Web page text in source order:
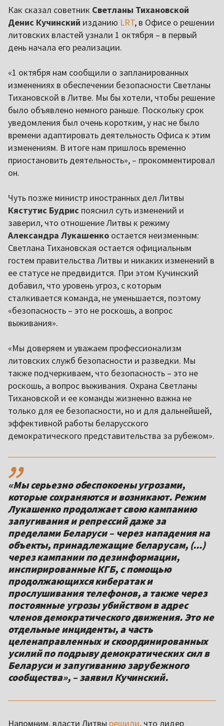
Как сказал советник Светланы Тихановской
Денис Кучинский изданию LRT, в Офисе о решении
литовских властей узнали 1 октября – в первый
день начала его реализации.
«1 октября нам сообщили о запланированных
изменениях в обеспечении безопасности Светланы
Тихановской в Литве. Мы бы хотели, чтобы решение
было объявлено немного раньше. Поскольку срок
уведомления был очень коротким, у нас не было
времени адаптировать деятельность Офиса к этим
изменениям. В итоге нам пришлось временно
приостановить деятельность», – прокомментировал
он.
Чуть позже министр иностранных дел Литвы
Кястутис Будрис пояснил суть изменений и
заверил, что отношение Литвы к режиму
Александра Лукашенко остается неизменным:
Светлана Тихановская остается официальным
гостем правительства Литвы и никаких изменений в
ее статусе не предвидится. При этом Кучинский
добавил, что уровень угроз, с которым
сталкивается команда, не уменьшается, поэтому
«безопасность – это не роскошь, а вопрос
выживания».
«Мы доверяем и уважаем профессионализм
литовских служб безопасности и разведки. Мы
также подчеркиваем, что безопасность – это не
роскошь, а вопрос выживания. Охрана Светланы
Тихановской и ее команды жизненно важна не
только для ее безопасности, но и для дальнейшей,
эффективной работы беларусского
демократического представительства за рубежом».
,,
«Мы серьезно обеспокоены угрозами,
которые сохраняются и возникают. Режим
Лукашенко продолжает свою кампанию
запугивания и репрессий даже за
пределами Беларуси – через нападения на
объекты, принадлежащие беларусам, (...)
через кампании по дезинформации,
инспирированные КГБ, с помощью
продолжающихся кибератак и
прослушивания телефонов, а также через
постоянные угрозы убийством в адрес
членов демократического движения. Это не
отдельные инциденты, а часть
целенаправленных и скоординированных
усилий по подрыву демократических сил в
Беларуси и запугиванию зарубежного
сообщества», – заявил Кучинский.
Напомним, власти Литвы решили, что лидер